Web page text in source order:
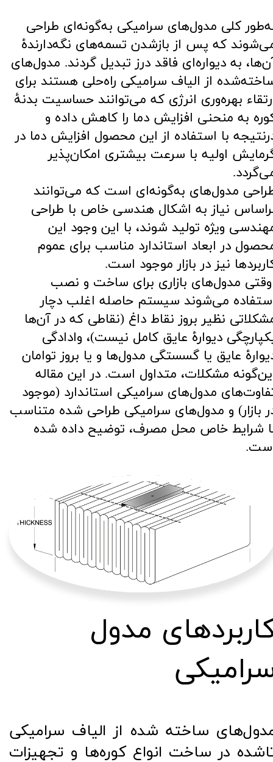
کلی مدول‌های سرامیکی به‌گونه‌ای طراحی
که پس از بازشدن تسمه‌های نگه‌دارندۀ
به دیواره‌ای فاقد درز تبدیل گردند. مدول‌های
از الیاف سرامیکی راه‌حلی هستند برای
بهره‌وری انرژی که می‌توانند حساسیت بدنۀ
به منحنی افزایش دما را کاهش داده و
با استفاده از این محصول افزایش دما در
اولیه با سرعت بیشتری امکان‌پذیر
مدول‌های به‌گونه‌ای است که می‌توانند
نیاز به اشکال هندسی خاص با طراحی
ویژه تولید شوند، با این وجود این
در ابعاد استاندارد مناسب برای عموم
نیز در بازار موجود است.
مدول‌های بازاری برای ساخت و نصب
می‌شوند سیستم حاصله اغلب دچار
نظیر بروز نقاط داغ (نقاطی که در آن‌ها
دیوارۀ عایق کامل نیست)، وادادگی
عایق یا گسستگی مدول‌ها و یا بروز توامان
مشکلات، متداول است. در این مقاله
مدول‌های سرامیکی استاندارد (موجود
بازار) و مدول‌های سرامیکی طراحی شده متناسب
شرایط خاص محل مصرف، توضیح داده شده
مدول
ساخته شده از الیاف سرامیکی
در ساخت انواع کوره‌ها و تجهیزات